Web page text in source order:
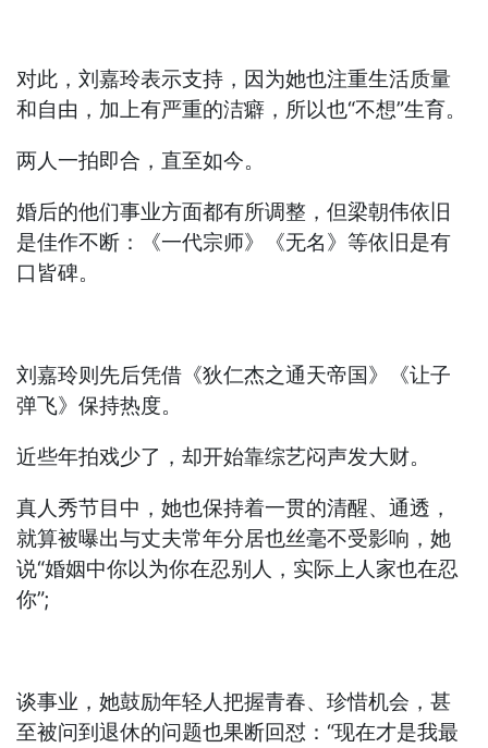
对此，刘嘉玲表示支持，因为她也注重生活质量
和自由，加上有严重的洁癖，所以也“不想”生育。
两人一拍即合，直至如今。
婚后的他们事业方面都有所调整，但梁朝伟依旧
是佳作不断：《一代宗师》《无名》等依旧是有
口皆碑。
刘嘉玲则先后凭借《狄仁杰之通天帝国》《让子
弹飞》保持热度。
近些年拍戏少了，却开始靠综艺闷声发大财。
真人秀节目中，她也保持着一贯的清醒、通透，
就算被曝出与丈夫常年分居也丝毫不受影响，她
说“婚姻中你以为你在忍别人，实际上人家也在忍
你”;
谈事业，她鼓励年轻人把握青春、珍惜机会，甚
至被问到退休的问题也果断回怼：“现在才是我最